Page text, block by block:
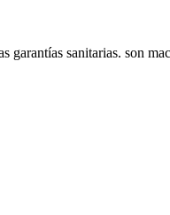
sanitarias. son